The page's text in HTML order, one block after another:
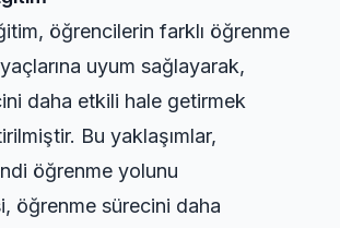
öğrencilerin farklı öğrenme
uyum sağlayarak,
daha etkili hale getirmek
Bu yaklaşımlar,
öğrenme yolunu
öğrenme sürecini daha